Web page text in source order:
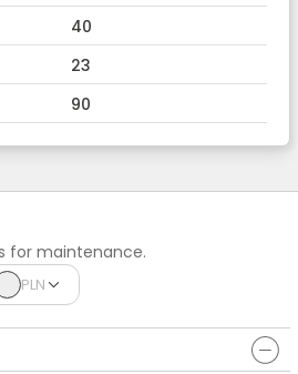
40
23
90
for maintenance.
PLN